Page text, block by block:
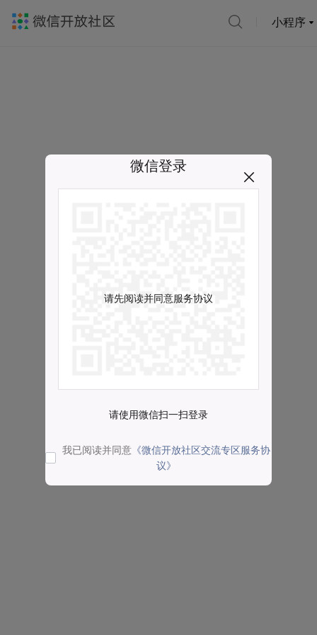
小程序
微信登录
请先阅读并同意服务协议
请使用微信扫一扫登录
我已阅读并同意 《微信开放社区交流专区服务协
议》